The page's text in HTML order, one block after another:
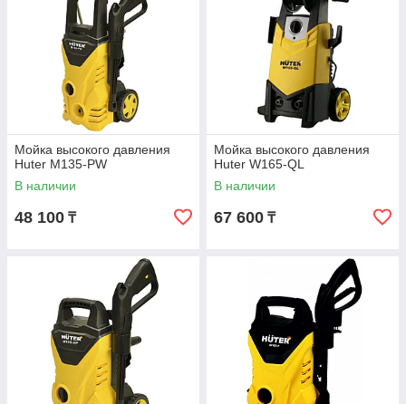
Мойка высокого давления
Huter M135-PW
В наличии
48 100 ₸
Мойка высокого давления
Huter W165-QL
В наличии
67 600 ₸